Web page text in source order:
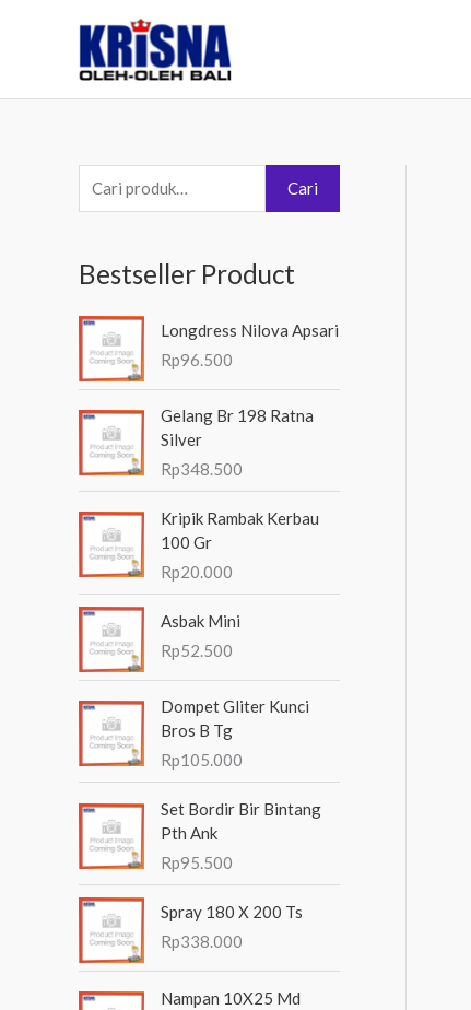
e
c
a
i
a
u
n
u
k
Cari
Bestseller Product
Longdress Nilova Apsari
Rp96.500
Gelang Br 198 Ratna
Silver
Rp348.500
Kripik Rambak Kerbau
100 Gr
Rp20.000
Asbak Mini
Rp52.500
Dompet Gliter Kunci
Bros B Tg
Rp105.000
Set Bordir Bir Bintang
Pth Ank
Rp95.500
Spray 180 X 200 Ts
Rp338.000
Nampan 10X25 Md